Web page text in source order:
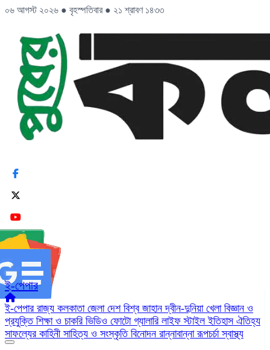
০৬ আগস্ট ২০২৬ ● বৃহস্পতিবার ● ২১ শ্রাবণ ১৪৩৩
ই-পেপার
ই-পেপার রাজ্য কলকাতা জেলা দেশ বিশ্ব জাহানদ্বীন-দুনিয়া খেলা বিজ্ঞান ও
প্রযুক্তি শিক্ষা ও চাকরি ভিডিও ফোটো গ্যালারি লাইফ স্টাইলইতিহাস ঐতিহ্য
সাফল্যের কাহিনী সাহিত্য ও সংস্কৃতি বিনোদন রান্নাবান্নারূপচর্চাস্বাস্থ্য